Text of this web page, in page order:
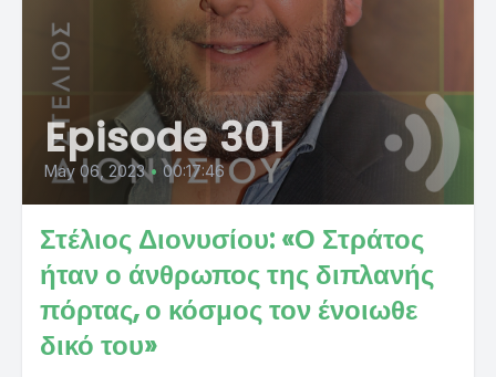
Episode 301
May 06, 2023 • 00:17:46
Στέλιος Διονυσίου: «Ο Στράτος
ήταν ο άνθρωπος της διπλανής
πόρτας, ο κόσμος τον ένοιωθε
δικό του»